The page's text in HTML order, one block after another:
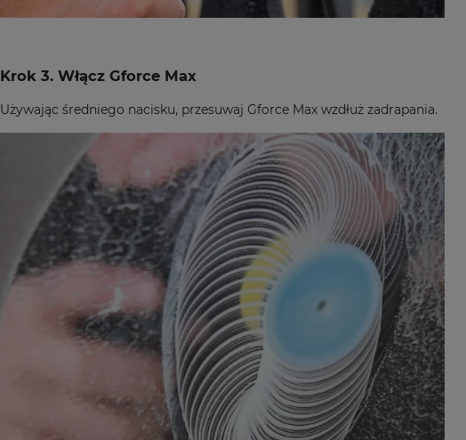
Krok 3. Włącz Gforce Max
Używając średniego nacisku, przesuwaj Gforce Max wzdłuż zadrapania.